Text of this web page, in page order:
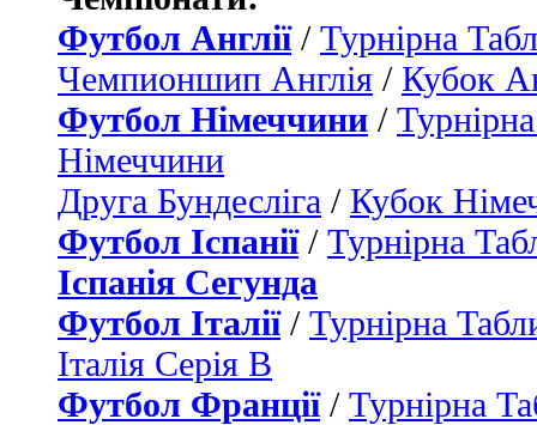
Футбол Англії/ Турнірна
Чемпионшип Англія / Кубок
Футбол Німеччини /
Німеччини
Друга Бундесліга / Кубок
Футбол Іспанії/ Турнірна
Іспанія Сегунда
Футбол Італії/ Турнірна
Італія Серія B
Футбол Франції/ Турнірна